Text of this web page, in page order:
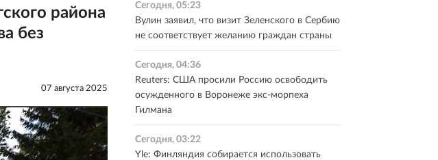
района
без
07 августа 2025
Сегодня, 05:23
Вулин заявил, что визит Зеленского в Сербию
не соответствует желанию граждан страны
Сегодня, 04:36
Reuters: США просили Россию освободить
осужденного в Воронеже экс-морпеха
Гилмана
Сегодня, 03:22
Yle: Финляндия собирается использовать